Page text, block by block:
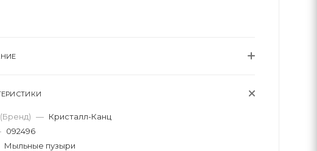
— Кристалл-Канц
092496
Мыльные пузыри